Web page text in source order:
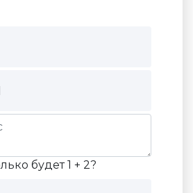
будет 1 + 2?